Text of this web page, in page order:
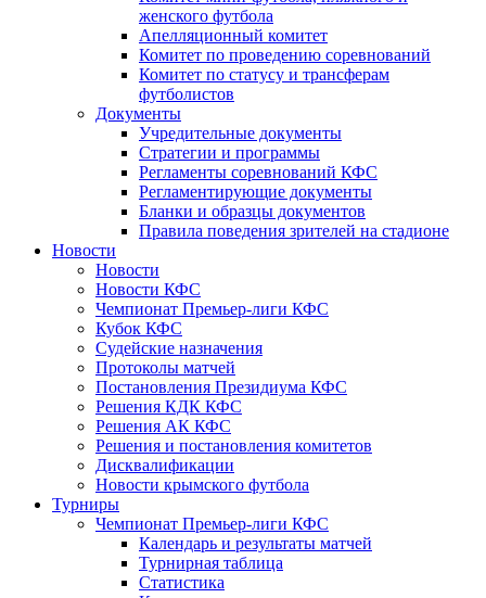
женского футбола
Апелляционный комитет
Комитет по проведению соревнований
Комитет по статусу и трансферам
футболистов
Документы
Учредительные документы
Стратегии и программы
Регламенты соревнований КФС
Регламентирующие документы
Бланки и образцы документов
Правила поведения зрителей на стадионе
Новости
Новости
Новости КФС
Чемпионат Премьер-лиги КФС
Кубок КФС
Судейские назначения
Протоколы матчей
Постановления Президиума КФС
Решения КДК КФС
Решения АК КФС
Решения и постановления комитетов
Дисквалификации
Новости крымского футбола
Турниры
Чемпионат Премьер-лиги КФС
Календарь и результаты матчей
Турнирная таблица
Статистика